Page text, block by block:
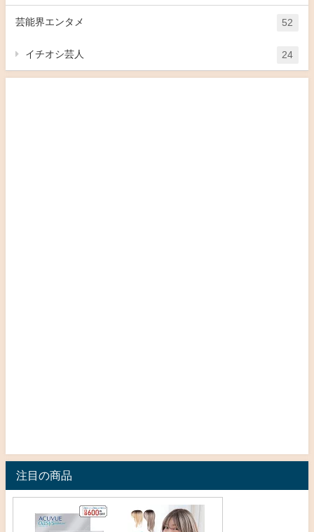
芸能界エンタメ 52
イチオシ芸人 24
注目の商品